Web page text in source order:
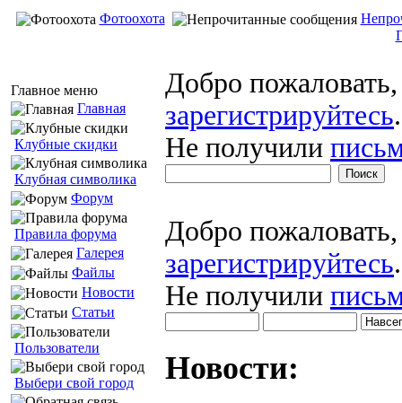
Фотоохота
Главное меню
Главная
Клубные скидки
Клубная символика
Форум
Правила форума
Галерея
Файлы
Новости
Статьи
Пользователи
Выбери свой город
Добро
зарегистрируйтесь.
Не получили
Добро
зарегистрируйтесь.
Не получили
Новости: